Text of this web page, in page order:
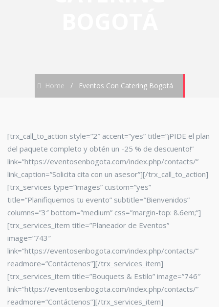
Home / Eventos Con Catering Bogotá
[trx_call_to_action style=”2″ accent=”yes” title=”¡PIDE el plan
del paquete completo y obtén un -25 % de descuento!”
link=”https://eventosenbogota.com/index.php/contacts/”
link_caption=”Solicita cita con un asesor”][/trx_call_to_action]
[trx_services type=”images” custom=”yes”
title=”Planifiquemos tu evento” subtitle=”Bienvenidos”
columns=”3″ bottom=”medium” css=”margin-top: 8.6em;”]
[trx_services_item title=”Planeador de Eventos”
image=”743″
link=”https://eventosenbogota.com/index.php/contacts/”
readmore=”Contáctenos”][/trx_services_item]
[trx_services_item title=”Bouquets & Estilo” image=”746″
link=”https://eventosenbogota.com/index.php/contacts/”
readmore=”Contáctenos”][/trx_services_item]